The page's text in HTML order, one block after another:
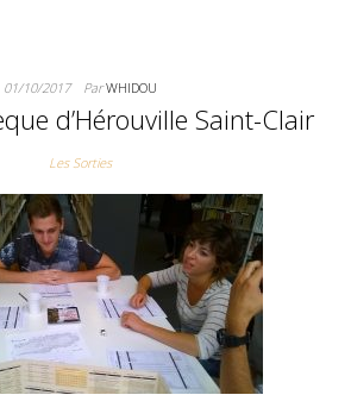
01/10/2017 ParWHIDOU
d’Hérouville Saint-Clair
Les Sorties